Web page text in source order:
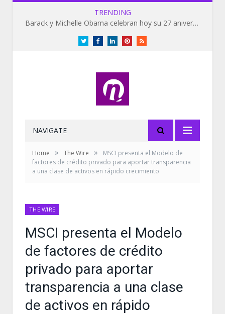
TRENDING
Barack y Michelle Obama celebran hoy su 27 aniversario de bodas
TwitterFacebookLinkedInPinterestRSS
NAVIGATE
Home » The Wire »
MSCI presenta el Modelo de
factores de crédito privado para aportar transparencia
a una clase de activos en rápido crecimiento
THE WIRE
MSCI presenta el Modelo
de factores de crédito
privado para aportar
transparencia a una clase
de activos en rápido